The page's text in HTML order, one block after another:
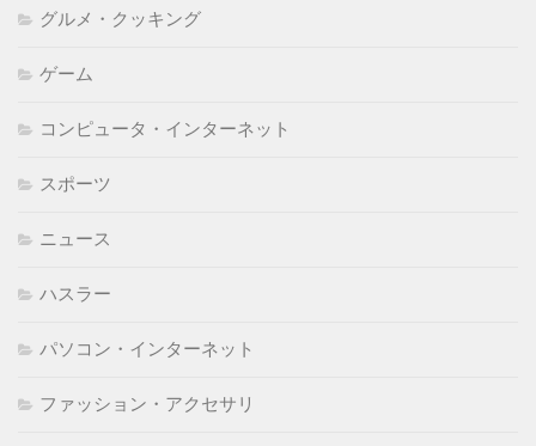
グルメ・クッキング
ゲーム
コンピュータ・インターネット
スポーツ
ニュース
ハスラー
パソコン・インターネット
ファッション・アクセサリ